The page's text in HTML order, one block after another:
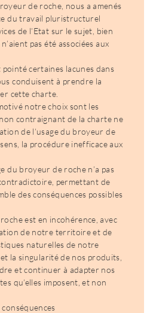
de roche, nous a amenés
du travail pluristructurel
de l’Etat sur le sujet, bien
pas été associées aux
certaines lacunes dans
conduisent à prendre la
cette charte.
notre choix sont les
contraignant de la charte ne
de l’usage du broyeur de
la procédure inefficace aux
du broyeur de roche n’a pas
permettant de
des conséquences possibles
est en incohérence, avec
de notre territoire et de
naturelles de notre
la singularité de nos produits,
et continuer à adapter nos
qu’elles imposent, et non